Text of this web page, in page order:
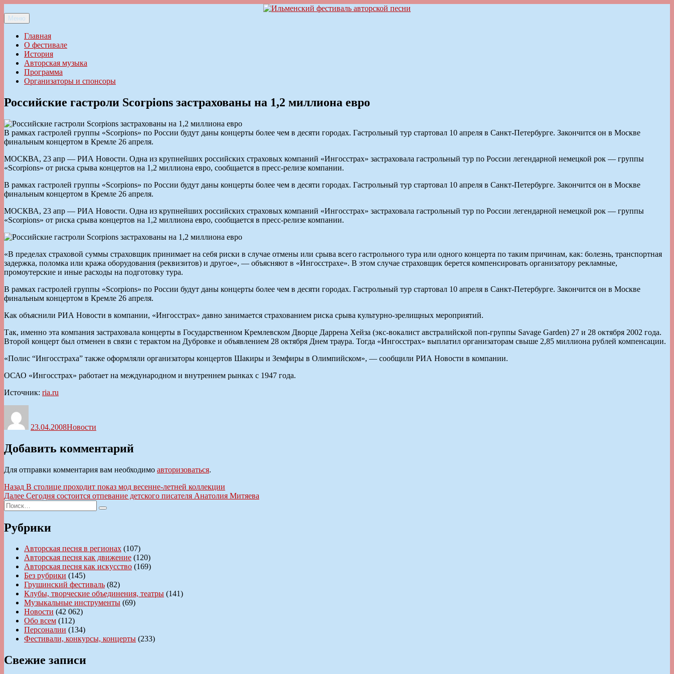
к
содержимому
Ильменский фестиваль авторской песни
Меню
Главная
О фестивале
История
Авторская музыка
Программа
Организаторы и спонсоры
Российские гастроли Scorpions застрахованы на 1,2 миллиона евро
В рамках гастролей группы «Scorpions» по России будут даны концерты более чем в десяти городах. Гастрольный тур стартовал 10 апреля в Санкт-Петербурге. Закончится он в Москве
финальным концертом в Кремле 26 апреля.
МОСКВА, 23 апр — РИА Новости. Одна из крупнейших российских страховых компаний «Ингосстрах» застраховала гастрольный тур по России легендарной немецкой рок — группы
«Scorpions» от риска срыва концертов на 1,2 миллиона евро, сообщается в пресс-релизе компании.
В рамках гастролей группы «Scorpions» по России будут даны концерты более чем в десяти городах. Гастрольный тур стартовал 10 апреля в Санкт-Петербурге. Закончится он в Москве
финальным концертом в Кремле 26 апреля.
МОСКВА, 23 апр — РИА Новости. Одна из крупнейших российских страховых компаний «Ингосстрах» застраховала гастрольный тур по России легендарной немецкой рок — группы
«Scorpions» от риска срыва концертов на 1,2 миллиона евро, сообщается в пресс-релизе компании.
«В пределах страховой суммы страховщик принимает на себя риски в случае отмены или срыва всего гастрольного тура или одного концерта по таким причинам, как: болезнь, транспортная
задержка, поломка или кража оборудования (реквизитов) и другое», — объясняют в «Ингосстрахе». В этом случае страховщик берется компенсировать организатору рекламные,
промоутерские и иные расходы на подготовку тура.
В рамках гастролей группы «Scorpions» по России будут даны концерты более чем в десяти городах. Гастрольный тур стартовал 10 апреля в Санкт-Петербурге. Закончится он в Москве
финальным концертом в Кремле 26 апреля.
Как объяснили РИА Новости в компании, «Ингосстрах» давно занимается страхованием риска срыва культурно-зрелищных мероприятий.
Так, именно эта компания застраховала концерты в Государственном Кремлевском Дворце Даррена Хейза (экс-вокалист австралийской поп-группы Savage Garden) 27 и 28 октября 2002 года.
Второй концерт был отменен в связи с терактом на Дубровке и объявлением 28 октября Днем траура. Тогда «Ингосстрах» выплатил организаторам свыше 2,85 миллиона рублей компенсации.
«Полис “Ингосстраха” также оформляли организаторы концертов Шакиры и Земфиры в Олимпийском», — сообщили РИА Новости в компании.
ОСАО «Ингосстрах» работает на международном и внутреннем рынках с 1947 года.
Источник: ria.ru
23.04.2008Новости
Добавить комментарий
Для отправки комментария вам необходимо авторизоваться.
Навигация
по
записям
Назад Предыдущая
запись:
В столице проходит показ мод весенне-летней коллекции
Далее Следующая
Сегодня состоится отпевание детского писателя Анатолия Митяева
Искать:
Поиск
Рубрики
Авторская песня в регионах (107)
Авторская песня как движение (120)
Авторская песня как искусство (169)
Без рубрики (145)
Грушинский фестиваль (82)
Клубы, творческие объединения, театры (141)
Музыкальные инструменты (69)
Новости (42 062)
Обо всем (112)
Персоналии (134)
Фестивали, конкурсы, концерты (233)
Свежие записи